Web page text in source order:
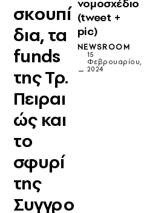
σκουπί
δια, τα
funds
της Τρ.
Πειραι
ώς και
το
σφυρί
της
Συγγρο
νομοσχέδιο
(tweet +
pic)
NEWSROOM
15
Φεβρουαρίου,
2024